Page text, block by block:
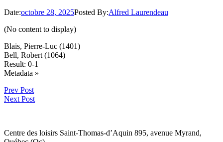
Date:octobre 28, 2025Posted By:Alfred Laurendeau
(No content to display)
Blais, Pierre-Luc (1401)
Bell, Robert (1064)
Result: 0-1
Metadata »
Prev Post
Next Post
Centre des loisirs Saint-Thomas-d’Aquin 895, avenue Myrand,